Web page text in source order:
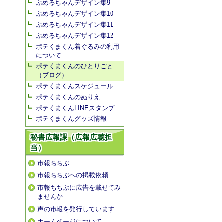
ぷめるちゃんデザイン集9
ぷめるちゃんデザイン集10
ぷめるちゃんデザイン集11
ぷめるちゃんデザイン集12
ポテくまくん着ぐるみの利用
について
ポテくまくんのひとりごと
（ブログ）
ポテくまくんスケジュール
ポテくまくんのぬりえ
ポテくまくんLINEスタンプ
ポテくまくんグッズ情報
秘書広報課（広報広聴担
当）
市報ちちぶ
市報ちちぶへの掲載依頼
市報ちちぶに広告を載せてみ
ませんか
声の市報を発行しています